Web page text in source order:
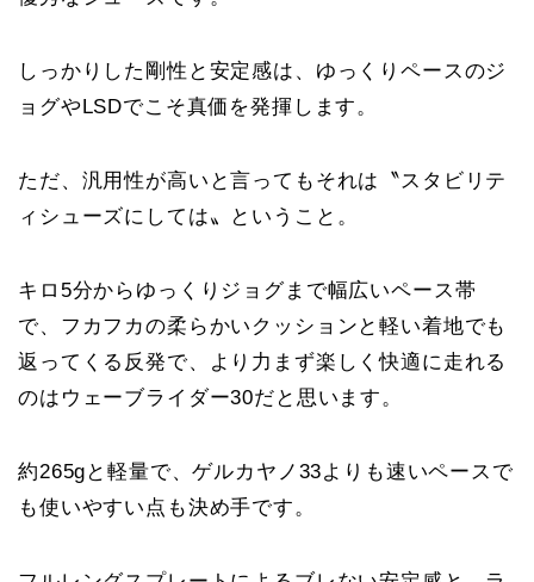
しっかりした剛性と安定感は、ゆっくりペースのジ
ョグやLSDでこそ真価を発揮します。
ただ、汎用性が高いと言ってもそれは〝スタビリテ
ィシューズにしては〟ということ。
キロ5分からゆっくりジョグまで幅広いペース帯
で、フカフカの柔らかいクッションと軽い着地でも
返ってくる反発で、より力まず楽しく快適に走れる
のはウェーブライダー30だと思います。
約265gと軽量で、ゲルカヤノ33よりも速いペースで
も使いやすい点も決め手です。